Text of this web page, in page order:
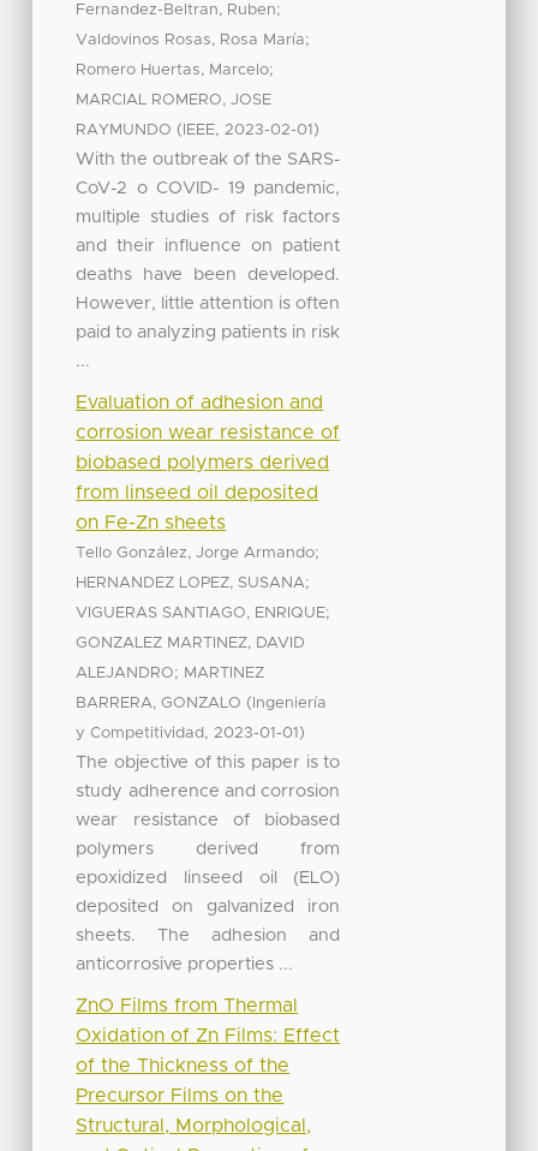
Fernandez-Beltran, Ruben;
Valdovinos Rosas, Rosa María;
Romero Huertas, Marcelo;
MARCIAL ROMERO, JOSE
RAYMUNDO ( IEEE,2023-02-01 )
With the outbreak of the SARS-
CoV-2 o COVID- 19 pandemic,
multiple studies of risk factors
and their influence on patient
deaths have been developed.
However, little attention is often
paid to analyzing patients in risk
...
Evaluation of adhesion and
corrosion wear resistance of
biobased polymers derived
from linseed oil deposited
on Fe-Zn sheets
Tello González, Jorge Armando;
HERNANDEZ LOPEZ, SUSANA;
VIGUERAS SANTIAGO, ENRIQUE;
GONZALEZ MARTINEZ, DAVID
ALEJANDRO; MARTINEZ
BARRERA, GONZALO ( Ingeniería
y Competitividad,2023-01-01 )
The objective of this paper is to
study adherence and corrosion
wear resistance of biobased
polymers derived from
epoxidized linseed oil (ELO)
deposited on galvanized iron
sheets. The adhesion and
anticorrosive properties ...
ZnO Films from Thermal
Oxidation of Zn Films: Effect
of the Thickness of the
Precursor Films on the
Structural, Morphological,